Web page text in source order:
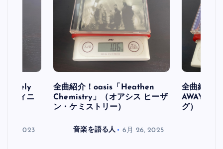
フィニ
30, 2023
全曲紹介！oasis「Heathen
Chemistry」（オアシス ヒーザ
ン・ケミストリー）
音楽を語る人 6月 26, 2025
全曲紹介
AWAY」
グ）